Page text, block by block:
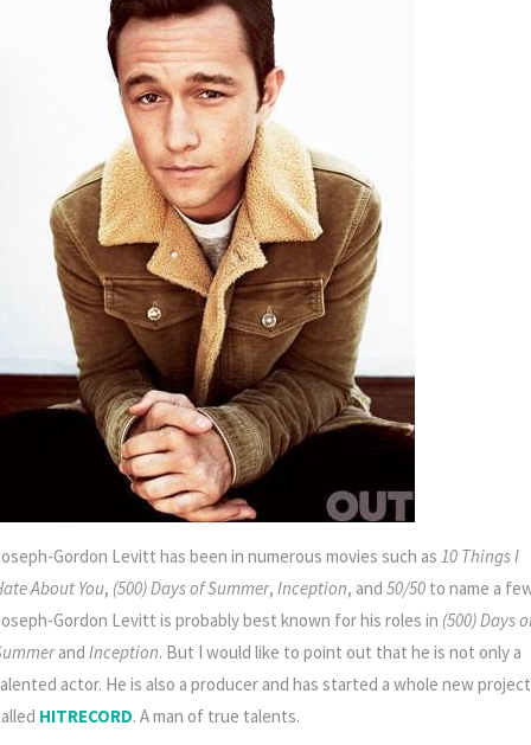
Gordon Levitt has been in numerous movies such as 10 Things I
About You, (500) Days of Summer, Inception, and 50/50to name a
Gordon Levitt is probably best known for his roles in (500) Days
and Inception. But I would like to point out that he is not only a
actor. He is also a producer and has started a whole new project
HITRECORD. A man of true talents.